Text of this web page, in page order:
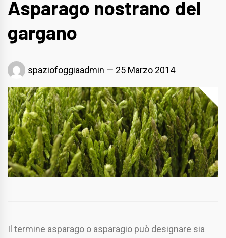
Asparago nostrano del
gargano
spaziofoggiaadmin 25 Marzo 2014
Il termine asparago o asparagio può designare sia